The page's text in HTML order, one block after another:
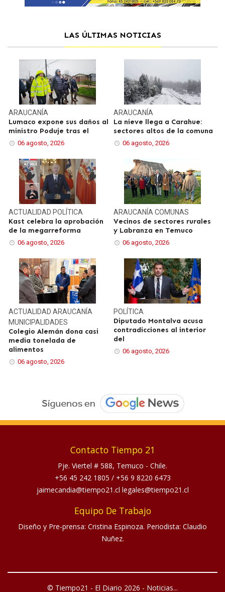
LAS ÚLTIMAS NOTICIAS
ARAUCANÍA
Lumaco expone sus daños al
ministro Poduje tras el
06 agosto, 2026
ARAUCANÍA
La nieve llega a Carahue:
sectores altos de la comuna
06 agosto, 2026
ACTUALIDAD POLÍTICA
Kast celebra la aprobación
de la megarreforma
06 agosto, 2026
ARAUCANÍA COMUNAS
Vecinos de sectores rurales
y Labranza en Temuco
06 agosto, 2026
ACTUALIDADARAUCANÍA
MUNICIPALIDADES
Colegio Alemán dona casi
media tonelada de
alimentos
06 agosto, 2026
POLÍTICA
Diputado Montalva acusa
contradicciones al interior
del
06 agosto, 2026
Contacto Tiempo 21
Pje. Viertel # 588, Temuco - Chile.
+56 45 242 1805 / +56 9 8220 6473
jaimecandia@tiempo21.cl legales@tiempo21.cl
Equipo De Trabajo
Diseño y Pre-prensa: Cristina Espinoza. Periodista: Claudio
Nuñez.
© Tiempo21 - El Diario 2026 - Noticias...